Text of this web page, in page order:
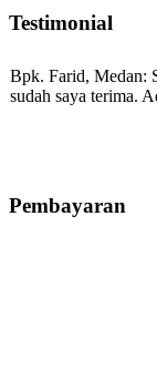
Testimonial
Bpk. Farid, Medan:
sudah saya terima.
bale2 dan kursi teras
Pembayaran